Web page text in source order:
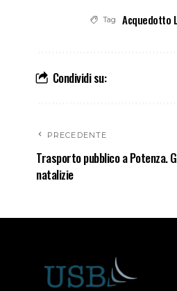
Tag Acquedotto
Condividi su:
PRECEDENTE
Trasporto pubblico a Potenza.
natalizie